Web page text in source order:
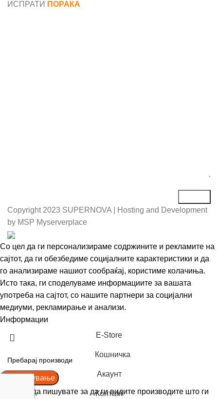
ИСПРАТИ ПОРАКА
Copyright 2023 SUPERNOVA | Hosting and Development
by MSP Myserverplace
Со цел да ги персонализираме содржините и рекламите на
сајтот, да ги обезбедиме социјалните карактеристики и да
го анализираме нашиот сообраќај, користиме колачиња.
Исто така, ги споделуваме информациите за вашата
употреба на сајтот, со нашите партнери за социјални
медиуми, рекламирање и анализи.
Информации
Пребарување
Почнете да пишувате за да ги видите производите што ги
Е-Store
Кошничка
Акаунт
Контакт